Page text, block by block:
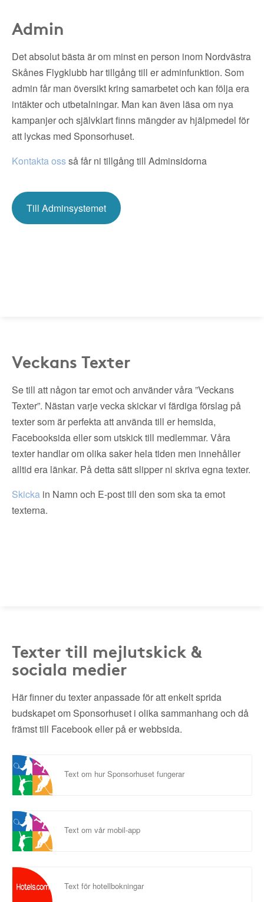
Admin
Det absolut bästa är om minst en person inom Nordvästra
Skånes Flygklubb har tillgång till er adminfunktion. Som
admin får man översikt kring samarbetet och kan följa era
intäkter och utbetalningar. Man kan även läsa om nya
kampanjer och självklart finns mängder av hjälpmedel för
att lyckas med Sponsorhuset.
Kontakta ossså får ni tillgång till Adminsidorna
Till Adminsystemet
Veckans Texter
Se till att någon tar emot och använder våra ”Veckans
Texter”. Nästan varje vecka skickar vi färdiga förslag på
texter som är perfekta att använda till er hemsida,
Facebooksida eller som utskick till medlemmar. Våra
texter handlar om olika saker hela tiden men innehåller
alltid era länkar. På detta sätt slipper ni skriva egna texter.
Skicka in Namn och E-post till den som ska ta emot
texterna.
Texter till mejlutskick &
sociala medier
Här finner du texter anpassade för att enkelt sprida
budskapet om Sponsorhuset i olika sammanhang och då
främst till Facebook eller på er webbsida.
Text om hur Sponsorhuset fungerar
Text om vår mobil-app
Text för hotellbokningar